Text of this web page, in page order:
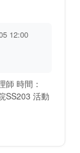
12:00
師 時間：
SS203 活動